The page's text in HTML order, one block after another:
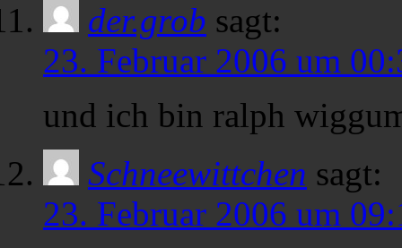
der.grob sagt:
23. Februar 2006 um
und ich bin ralph
Schneewittchen sagt:
23. Februar 2006 um